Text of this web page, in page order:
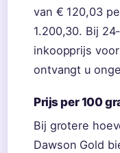
van € 120,03
1.200,30. Bij
inkoopprijs
ontvangt u
Prijs per 100
Bij grotere
Dawson Gold